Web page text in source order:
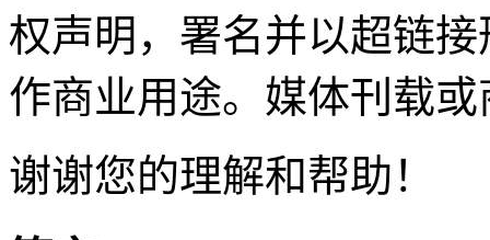
权声明，署名并以超链
作商业用途。媒体刊载
谢谢您的理解和帮助！